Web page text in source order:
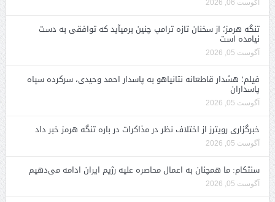
آگوست 06, 2026
تنگه هرمز؛ از سخنان تازه ترامپ چنین برمیآید که توافقی به دست
نیامده است
آگوست 05, 2026
فیلم؛ هشدار قاطعانه نتانیاهو به پاسدار احمد وحیدی، سرکرده سپاه
پاسداران
آگوست 05, 2026
خبرگزاری رویترز از اختلاف نظر در مذاکرات در باره تنگه هرمز خبر داد
آگوست 05, 2026
سنتکام: ما همچنان به اعمال محاصره علیه رژیم ایران ادامه می‌دهیم
آگوست 05, 2026